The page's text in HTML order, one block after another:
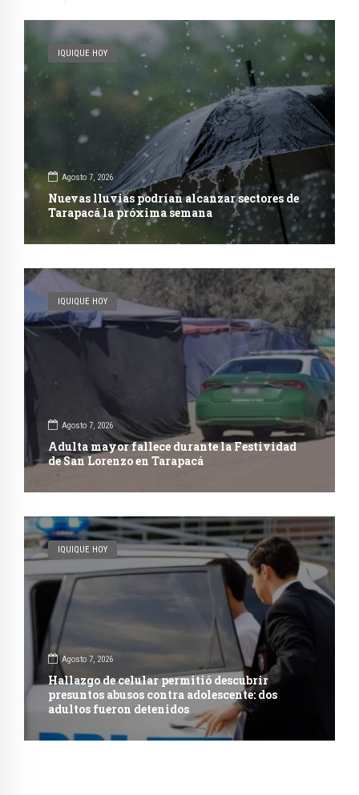
IQUIQUE HOY
Agosto 7, 2026
Nuevas lluvias podrían alcanzar sectores de
Tarapacá la próxima semana
IQUIQUE HOY
Agosto 7, 2026
Adulta mayor fallece durante la Festividad
de San Lorenzo en Tarapacá
IQUIQUE HOY
Agosto 7, 2026
Hallazgo de celular permitió descubrir
presuntos abusos contra adolescente: dos
adultos fueron detenidos